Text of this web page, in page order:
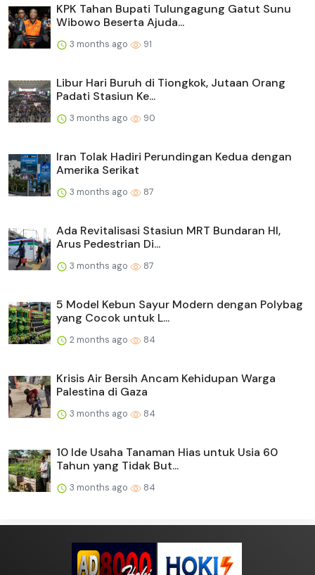
KPK Tahan Bupati Tulungagung Gatut Sunu
Wibowo Beserta Ajuda...
3 months ago 91
Libur Hari Buruh di Tiongkok, Jutaan Orang
Padati Stasiun Ke...
3 months ago 90
Iran Tolak Hadiri Perundingan Kedua dengan
Amerika Serikat
3 months ago 87
Ada Revitalisasi Stasiun MRT Bundaran HI,
Arus Pedestrian Di...
3 months ago 87
5 Model Kebun Sayur Modern dengan Polybag
yang Cocok untuk L...
2 months ago 84
Krisis Air Bersih Ancam Kehidupan Warga
Palestina di Gaza
3 months ago 84
10 Ide Usaha Tanaman Hias untuk Usia 60
Tahun yang Tidak But...
3 months ago 84